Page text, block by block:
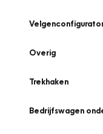
Overig
Trekhaken
Bedrijfswagen